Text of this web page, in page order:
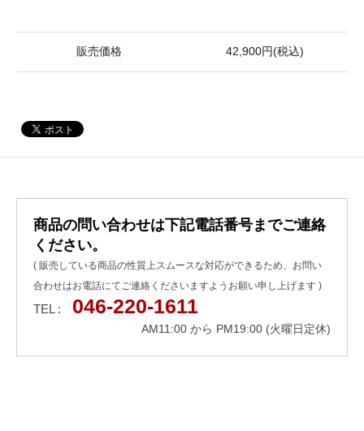
販売価格 42,900円(税込)
商品の問い合わせは下記電話番号までご連絡
ください。
( 販売している商品の性質上スムースな対応ができるため、お問い
合わせはお電話にてご連絡くださいますようお願い申し上げます )
TEL : 046-220-1611
AM11:00 から PM19:00 (火曜日定休)